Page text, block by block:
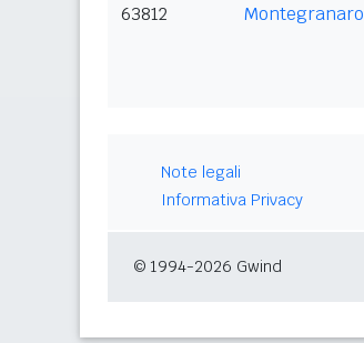
63812 Montegranaro
Note legali
Informativa Privacy
© 1994-2026 Gwind